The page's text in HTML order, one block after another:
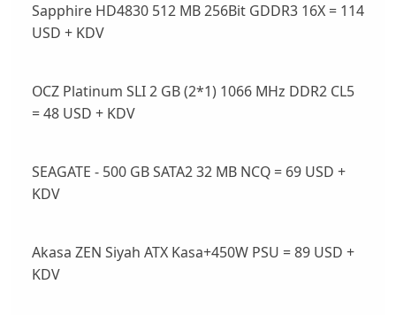
Sapphire HD4830 512 MB 256Bit GDDR3 16X = 114
USD + KDV
OCZ Platinum SLI 2 GB (2*1) 1066 MHz DDR2 CL5
= 48 USD + KDV
SEAGATE - 500 GB SATA2 32 MB NCQ = 69 USD +
KDV
Akasa ZEN Siyah ATX Kasa+450W PSU = 89 USD +
KDV